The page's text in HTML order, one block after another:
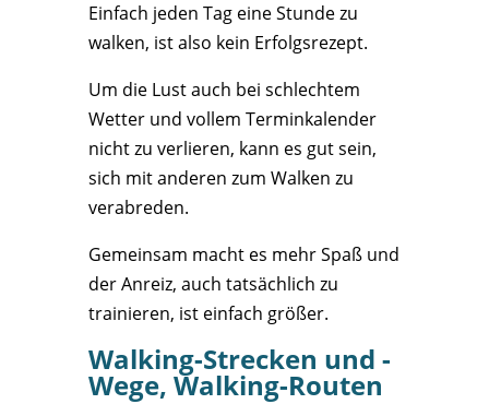
Einfach jeden Tag eine Stunde zu
walken, ist also kein Erfolgsrezept.
Um die Lust auch bei schlechtem
Wetter und vollem Terminkalender
nicht zu verlieren, kann es gut sein,
sich mit anderen zum Walken zu
verabreden.
Gemeinsam macht es mehr Spaß und
der Anreiz, auch tatsächlich zu
trainieren, ist einfach größer.
Walking-Strecken und -
Wege, Walking-Routen